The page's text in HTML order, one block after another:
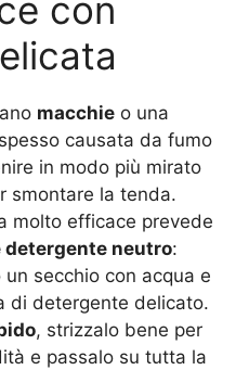
con
macchie o una
causata da fumo
in modo più mirato
smontare la tenda.
molto efficace prevede
detergente neutro:
secchio con acqua e
di detergente delicato.
, strizzalo bene per
e passalo su tutta la